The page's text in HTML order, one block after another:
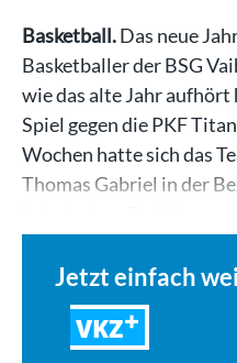
Basketball.Das neue
Basketballer der BSG
wie das alte Jahr
Spiel gegen die PKF
Wochen hatte sich das
Thomas Gabriel in der
Jetzt einfach
VKZ